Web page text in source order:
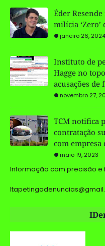
Éder
milícia
janeiro 26, 2024
Instituto de
Hagge no
acusações de
novembro 27,
TCM notifica
contratação
com empresa
maio 19, 2023
Informação com precisão